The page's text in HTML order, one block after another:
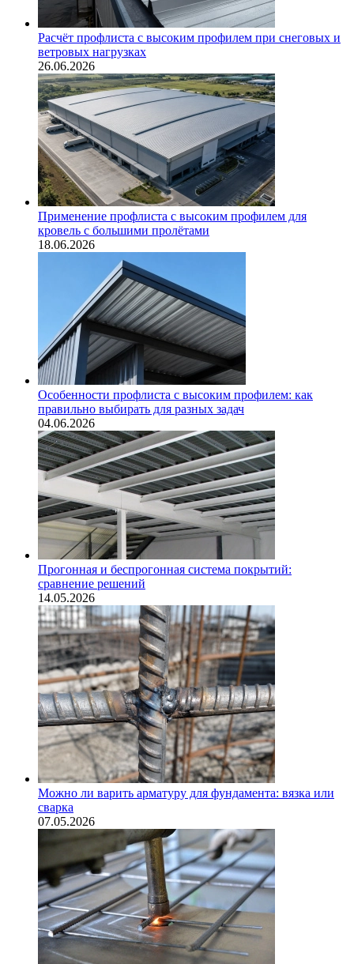
Расчёт профлиста с высоким профилем при снеговых и
ветровых нагрузках
26.06.2026
Применение профлиста с высоким профилем для
кровель с большими пролётами
18.06.2026
Особенности профлиста с высоким профилем: как
правильно выбирать для разных задач
04.06.2026
Прогонная и беспрогонная система покрытий:
сравнение решений
14.05.2026
Можно ли варить арматуру для фундамента: вязка или
сварка
07.05.2026